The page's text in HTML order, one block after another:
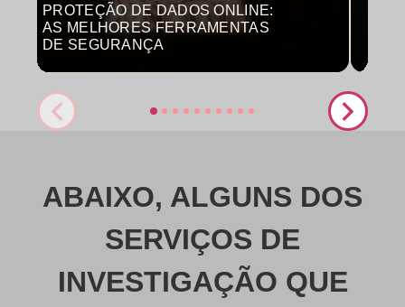
PROTEÇÃO DE DADOS ONLINE:
AS MELHORES FERRAMENTAS
DE SEGURANÇA
ABAIXO, ALGUNS DOS
SERVIÇOS DE
INVESTIGAÇÃO QUE